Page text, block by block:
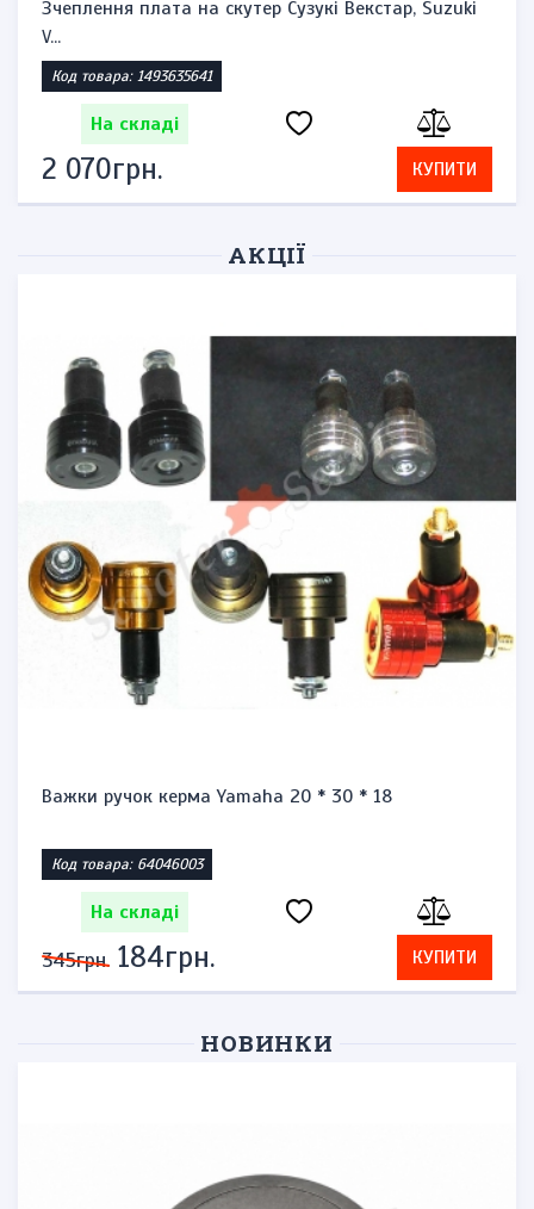
Зчеплення плата на скутер Сузукі Векстар, Suzuki
V...
Код товара: 1493635641
На складі
2 070грн. КУПИТИ
АКЦІЇ
Важки ручок керма Yamaha 20 * 30 * 18
Код товара: 64046003
На складі
345грн. 184грн. КУПИТИ
НОВИНКИ